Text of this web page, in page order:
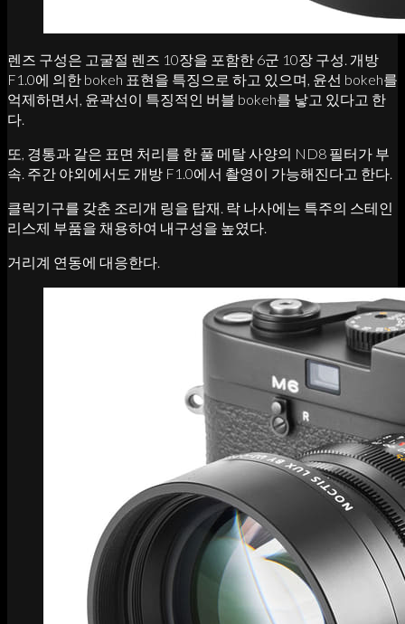
렌즈 구성은 고굴절 렌즈 10장을 포함한 6군 10장 구성. 개방
F1.0에 의한 bokeh 표현을 특징으로 하고 있으며, 윤선 bokeh를
억제하면서, 윤곽선이 특징적인 버블 bokeh를 낳고 있다고 한
다.
또, 경통과 같은 표면 처리를 한 풀 메탈 사양의 ND8 필터가 부
속. 주간 야외에서도 개방 F1.0에서 촬영이 가능해진다고 한다.
클릭기구를 갖춘 조리개 링을 탑재. 락 나사에는 특주의 스테인
리스제 부품을 채용하여 내구성을 높였다.
거리계 연동에 대응한다.